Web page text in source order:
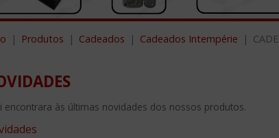
Produtos Cadeados Cadeados Intempérie
encontrara às últimas novidades dos nossos produtos.